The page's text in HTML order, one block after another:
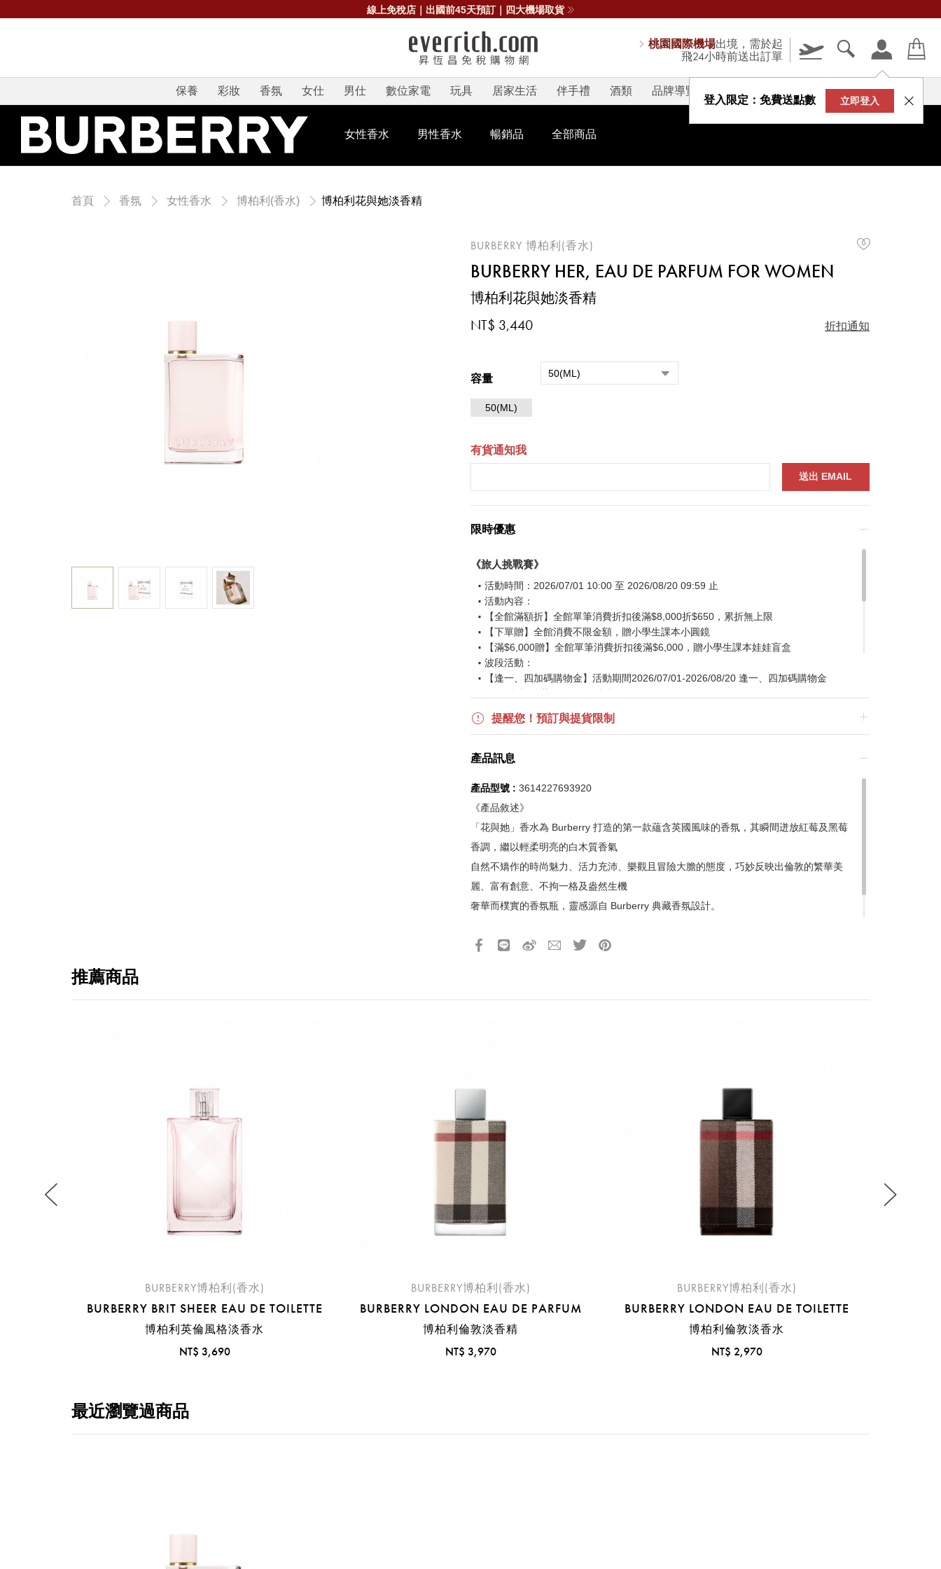
線上免稅店｜出國前45天預訂｜四大機場取貨
桃園國際機場出境，需於起
飛24小時前送出訂單
登入限定：免費送點數 立即登入
保養 彩妝 香氛 女仕 男仕 數位家電 玩具 居家生活 伴手禮 酒類 品牌導覽 V-STORY
女性香水 男性香水 暢銷品 全部商品
國際線出境旅客
使用
不同機場的下單時間皆不相同，細節或訂購流程指引，請瀏覽
首頁 香氛 女性香水 博柏利(香水) 博柏利花與她淡香精
您必須登入才有辦法使用喜愛清單！
BURBERRY 博柏利(香水)
BURBERRY HER, EAU DE PARFUM FOR WOMEN
博柏利花與她淡香精
NT$ 3,440 折扣通知
容量 50(ML)
50(ML)
有貨通知我
限時優惠
《旅人挑戰賽》
活動時間：2026/07/01 10:00 至 2026/08/20 09:59 止
活動內容：
【全館滿額折】全館單筆消費折扣後滿$8,000折$650，累折無上限
【下單贈】全館消費不限金額，贈小學生課本小圓鏡
【滿$6,000贈】全館單筆消費折扣後滿$6,000，贈小學生課本娃娃盲盒
波段活動：
【逢一、四加碼購物金】活動期間2026/07/01-2026/08/20 逢一、四加碼購物金
活動詳情請參見
實際折扣金額以系統顯示為準
《網站活動限制說明》
所有活動皆訂單成立時間為準，贈品皆為數量有限，送完為止
所有活動皆以系統自動計算是否達到滿額優惠門檻，以系統計算為準
所有活動皆不可不同訂單相互累計
所有活動昇恆昌股份有限公司保留變更或終止之權利
提醒您！預訂與提貨限制
產品訊息
產品型號 : 3614227693920
《產品敘述》
「花與她」香水為 Burberry 打造的第一款蘊含英國風味的香氛，其瞬間迸放紅莓及黑莓
香調，繼以輕柔明亮的白木質香氣
自然不矯作的時尚魅力、活力充沛、樂觀且冒險大膽的態度，巧妙反映出倫敦的繁華美
麗、富有創意、不拘一格及盎然生機
奢華而樸實的香氛瓶，靈感源自 Burberry 典藏香氛設計。
產品13碼代號
推薦商品
BURBERRY博柏利(香水)
BURBERRY BRIT SHEER EAU DE TOILETTE
博柏利英倫風格淡香水
NT$ 3,690
BURBERRY博柏利(香水)
BURBERRY LONDON EAU DE PARFUM
博柏利倫敦淡香精
NT$ 3,970
BURBERRY博柏利(香水)
BURBERRY LONDON EAU DE TOILETTE
博柏利倫敦淡香水
NT$ 2,970
最近瀏覽過商品